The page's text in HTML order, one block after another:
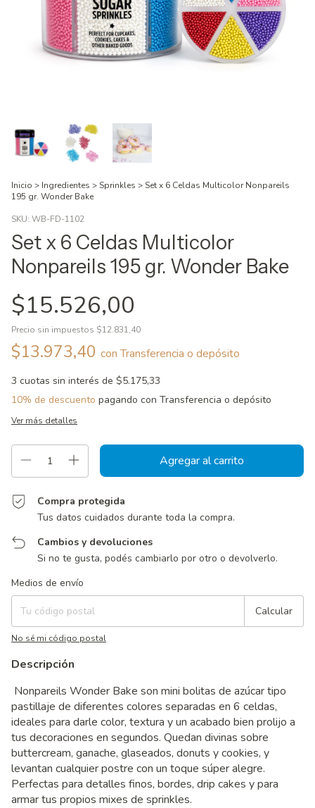
Inicio > Ingredientes >Sprinkles >Set x 6 Celdas Multicolor Nonpareils
195 gr. Wonder Bake
SKU: WB-FD-1102
Set x 6 Celdas Multicolor
Nonpareils 195 gr. Wonder Bake
$15.526,00
Precio sin impuestos $12.831,40
$13.973,40 con Transferencia o depósito
3 cuotas sin interés de $5.175,33
10% de descuento pagando con Transferencia o depósito
Ver más detalles
Compra protegida
Tus datos cuidados durante toda la compra.
Cambios y devoluciones
Si no te gusta, podés cambiarlo por otro o devolverlo.
Entregas para el CP:
Medios de envío
Calcular
No sé mi código postal
Descripción
Nonpareils Wonder Bake son mini bolitas de azúcar tipo
pastillaje de diferentes colores separadas en 6 celdas,
ideales para darle color, textura y un acabado bien prolijo a
tus decoraciones en segundos. Quedan divinas sobre
buttercream, ganache, glaseados, donuts y cookies, y
levantan cualquier postre con un toque súper alegre.
Perfectas para detalles finos, bordes, drip cakes y para
armar tus propios mixes de sprinkles.